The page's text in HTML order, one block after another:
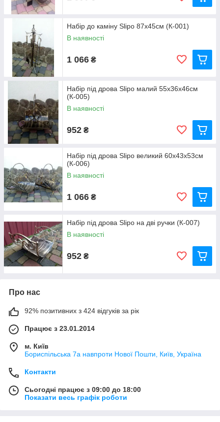
Набір до каміну Slipo 87x45см (К-001)
В наявності
1 066 ₴
Набір під дрова Slipo малий 55x36x46см
(К-005)
В наявності
952 ₴
Набір під дрова Slipo великий 60x43x53см
(К-006)
В наявності
1 066 ₴
Набір під дрова Slipo на дві ручки (К-007)
В наявності
952 ₴
Про нас
92% позитивних з 424 відгуків за рік
Працює з 23.01.2014
м. Київ
Бориспільська 7а навпроти Нової Пошти, Київ, Україна
Контакти
Сьогодні працює з 09:00 до 18:00
Показати весь графік роботи